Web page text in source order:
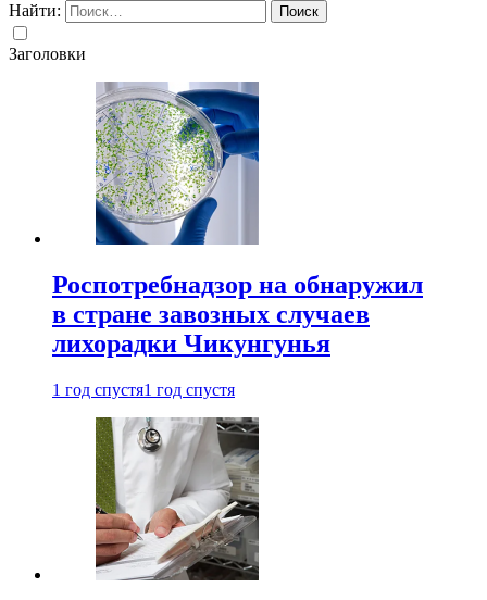
Найти:
Заголовки
Роспотребнадзор на обнаружил
в стране завозных случаев
лихорадки Чикунгунья
1 год спустя1 год спустя